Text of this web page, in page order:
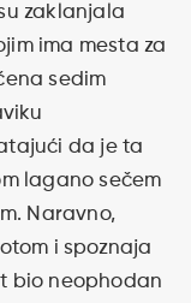
zaklanjala
ima mesta za
sedim
da je ta
lagano sečem
Naravno,
i spoznaja
bio neophodan